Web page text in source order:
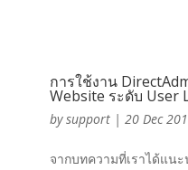
การใช้งาน
Website ระดับ User
bysupport| 20 Dec
จากบทความที่เราได้แน